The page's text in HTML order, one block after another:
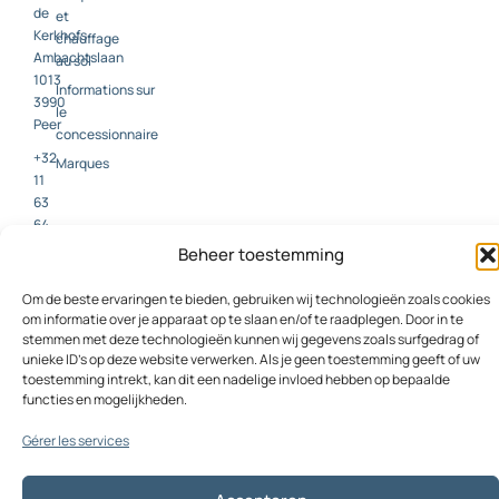
Beheer toestemming
Om de beste ervaringen te bieden, gebruiken wij technologieën zoals cookies
om informatie over je apparaat op te slaan en/of te raadplegen. Door in te
stemmen met deze technologieën kunnen wij gegevens zoals surfgedrag of
unieke ID's op deze website verwerken. Als je geen toestemming geeft of uw
toestemming intrekt, kan dit een nadelige invloed hebben op bepaalde
functies en mogelijkheden.
Gérer les services
de
Kerkhofs
Ambachtslaan
1013
3990
Peer
+32
11
63
64
et
chauffage
au sol
Informations sur
le
concessionnaire
Marques
F
a
c
o
I
n
s
r
L
i
n
i
Conçu par YES communications,